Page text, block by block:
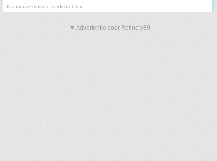
Kranplätze müssen verdichtet sein
▼ Advertentie door Refinery89